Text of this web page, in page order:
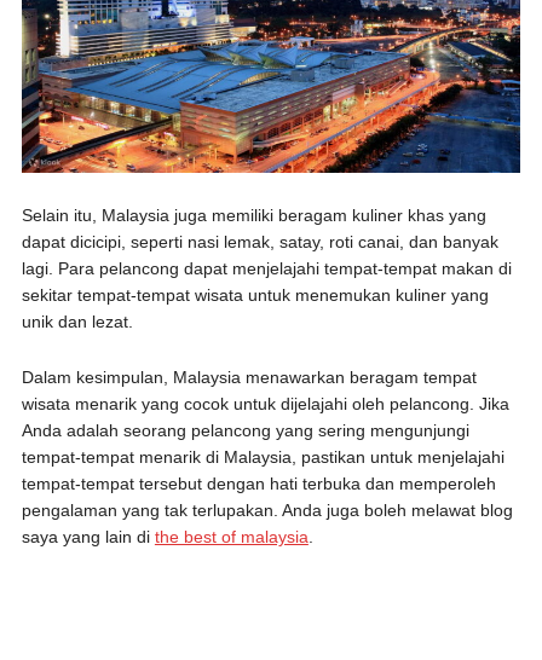
Selain itu, Malaysia juga memiliki beragam kuliner khas yang
dapat dicicipi, seperti nasi lemak, satay, roti canai, dan banyak
lagi. Para pelancong dapat menjelajahi tempat-tempat makan di
sekitar tempat-tempat wisata untuk menemukan kuliner yang
unik dan lezat.
Dalam kesimpulan, Malaysia menawarkan beragam tempat
wisata menarik yang cocok untuk dijelajahi oleh pelancong. Jika
Anda adalah seorang pelancong yang sering mengunjungi
tempat-tempat menarik di Malaysia, pastikan untuk menjelajahi
tempat-tempat tersebut dengan hati terbuka dan memperoleh
pengalaman yang tak terlupakan. Anda juga boleh melawat blog
saya yang lain di the best of malaysia.